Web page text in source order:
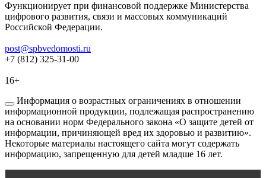
Функционирует при финансовой поддержке Министерства
цифрового развития, связи и массовых коммуникаций
Российской Федерации.
post@spbvedomosti.ru
+7 (812) 325-31-00
16+
Информация о возрастных ограничениях в отношении
информационной продукции, подлежащая распространению
на основании норм Федерального закона «О защите детей от
информации, причиняющей вред их здоровью и развитию».
Некоторые материалы настоящего сайта могут содержать
информацию, запрещенную для детей младше 16 лет.